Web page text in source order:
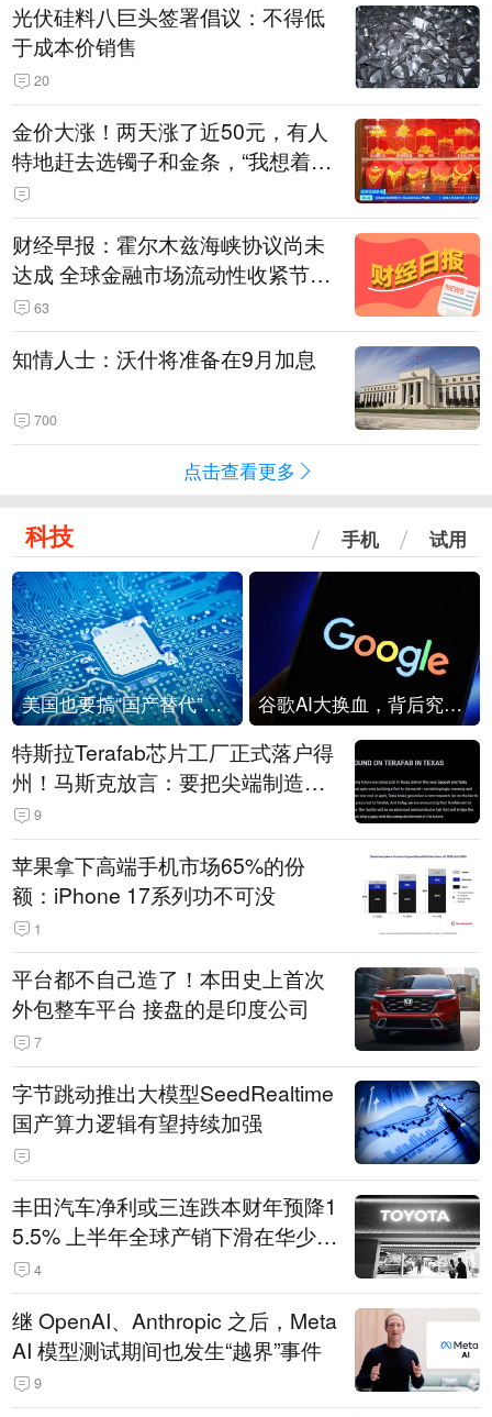
光伏硅料八巨头签署倡议：不得低
于成本价销售
20
金价大涨！两天涨了近50元，有人
特地赶去选镯子和金条，“我想着买
起来可以保值，小批量进一些货”
财经早报：霍尔木兹海峡协议尚未
达成 全球金融市场流动性收紧节奏
暂缓
63
知情人士：沃什将准备在9月加息
700
点击查看更多
科技 手机 试用
美国也要搞“国产替代”？先算清三笔账 谷歌AI大换血，背后究竟发生了什么？
特斯拉Terafab芯片工厂正式落户得
州！马斯克放言：要把尖端制造带
回美国
9
苹果拿下高端手机市场65%的份
额：iPhone 17系列功不可没
1
平台都不自己造了！本田史上首次
外包整车平台 接盘的是印度公司
7
字节跳动推出大模型SeedRealtime
国产算力逻辑有望持续加强
丰田汽车净利或三连跌本财年预降1
5.5% 上半年全球产销下滑在华少卖
14.3万辆
4
继 OpenAI、Anthropic 之后，Meta
AI 模型测试期间也发生“越界”事件
9